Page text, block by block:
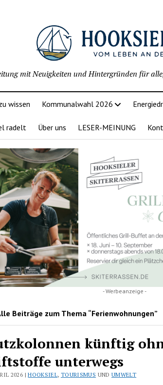
mit Neuigkeiten und Hintergründen für
wissen Kommunalwahl 2026
radelt Über uns LESER-MEINUNG
- Werbeanzeige -
Beiträge zum Thema “Ferienwohnungen”
künftig
unterwegs
2026 |HOOKSIEL, TOURISMUS UND UMWELT